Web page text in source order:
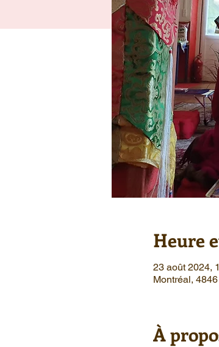
Heure
23 août 2024,
Montréal,
À